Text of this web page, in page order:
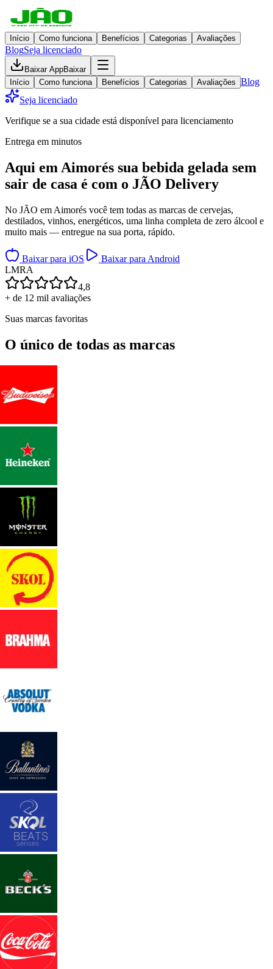
Início Como funciona Benefícios Categorias Avaliações
BlogSeja licenciado
Baixar AppBaixar
Início
Como funciona Benefícios Categorias Avaliações Blog
Seja licenciado
Verifique se a sua cidade está disponível para licenciamento
Entrega em minutos
Aqui em Aimorés sua bebida gelada sem
sair de casa é com o JÃO Delivery
No JÃO em Aimorés você tem todas as marcas de cervejas,
destilados, vinhos, energéticos, uma linha completa de zero álcool e
muito mais — entregue na sua porta, rápido.
Baixar para iOS
Baixar para Android
LMRA
4,8
+ de 12 mil avaliações
Suas marcas favoritas
O único de todas as marcas